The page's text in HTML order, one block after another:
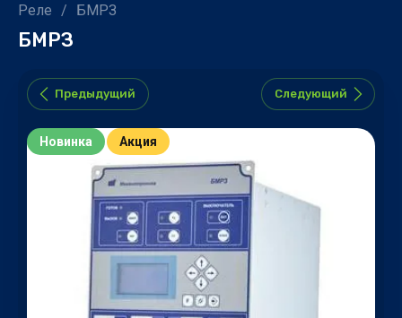
Реле / БМРЗ
БМРЗ
Предыдущий Следующий
Новинка Акция